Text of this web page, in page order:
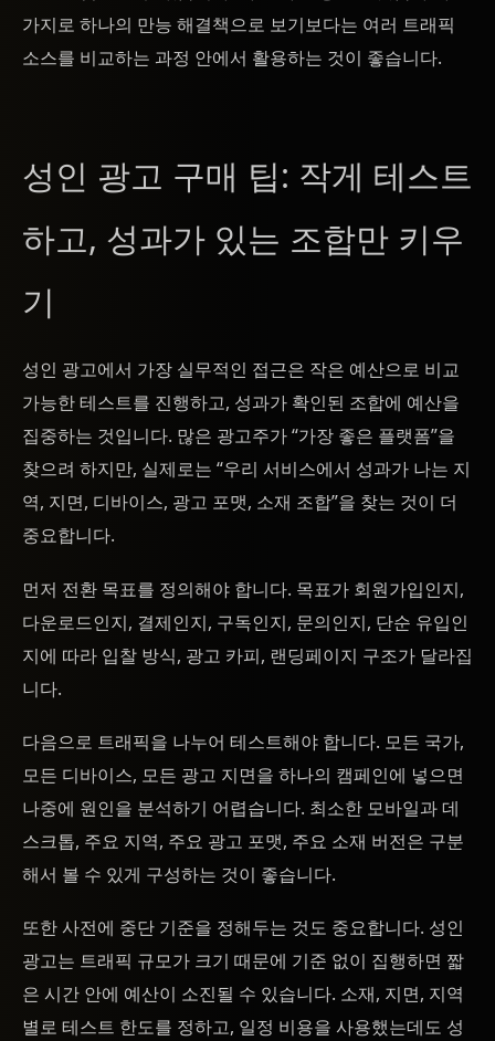
가지로 하나의 만능 해결책으로 보기보다는 여러 트래픽
소스를 비교하는 과정 안에서 활용하는 것이 좋습니다.
성인 광고 구매 팁: 작게 테스트
하고, 성과가 있는 조합만 키우
기
성인 광고에서 가장 실무적인 접근은 작은 예산으로 비교
가능한 테스트를 진행하고, 성과가 확인된 조합에 예산을
집중하는 것입니다. 많은 광고주가 “가장 좋은 플랫폼”을
찾으려 하지만, 실제로는 “우리 서비스에서 성과가 나는 지
역, 지면, 디바이스, 광고 포맷, 소재 조합”을 찾는 것이 더
중요합니다.
먼저 전환 목표를 정의해야 합니다. 목표가 회원가입인지,
다운로드인지, 결제인지, 구독인지, 문의인지, 단순 유입인
지에 따라 입찰 방식, 광고 카피, 랜딩페이지 구조가 달라집
니다.
다음으로 트래픽을 나누어 테스트해야 합니다. 모든 국가,
모든 디바이스, 모든 광고 지면을 하나의 캠페인에 넣으면
나중에 원인을 분석하기 어렵습니다. 최소한 모바일과 데
스크톱, 주요 지역, 주요 광고 포맷, 주요 소재 버전은 구분
해서 볼 수 있게 구성하는 것이 좋습니다.
또한 사전에 중단 기준을 정해두는 것도 중요합니다. 성인
광고는 트래픽 규모가 크기 때문에 기준 없이 집행하면 짧
은 시간 안에 예산이 소진될 수 있습니다. 소재, 지면, 지역
별로 테스트 한도를 정하고, 일정 비용을 사용했는데도 성